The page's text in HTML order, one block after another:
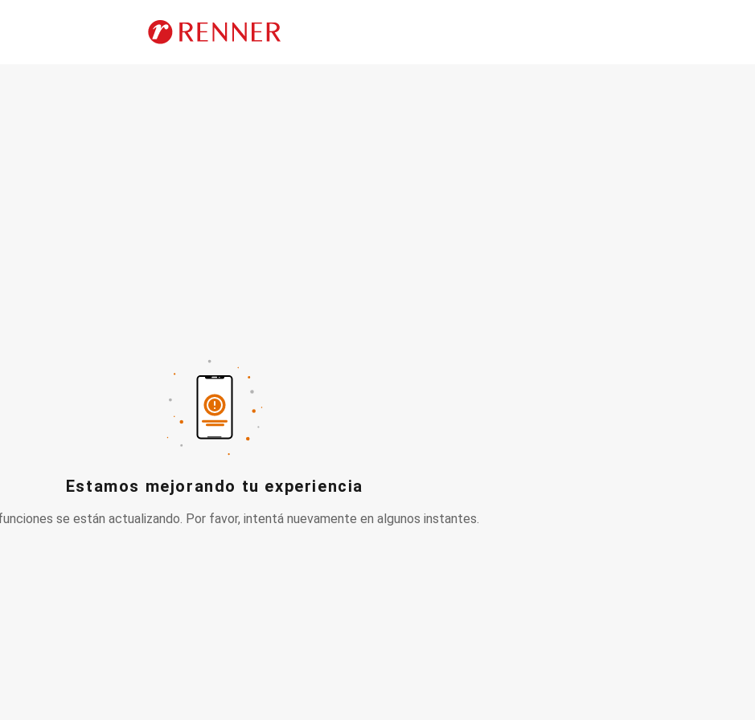
Estamos mejorando tu experiencia
se están actualizando. Por favor, intentá nuevamente en algunos instantes.